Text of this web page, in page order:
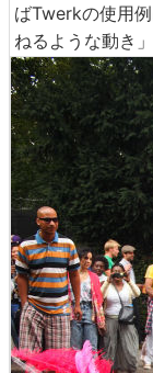
ばTwerkの使用
ねるような動き